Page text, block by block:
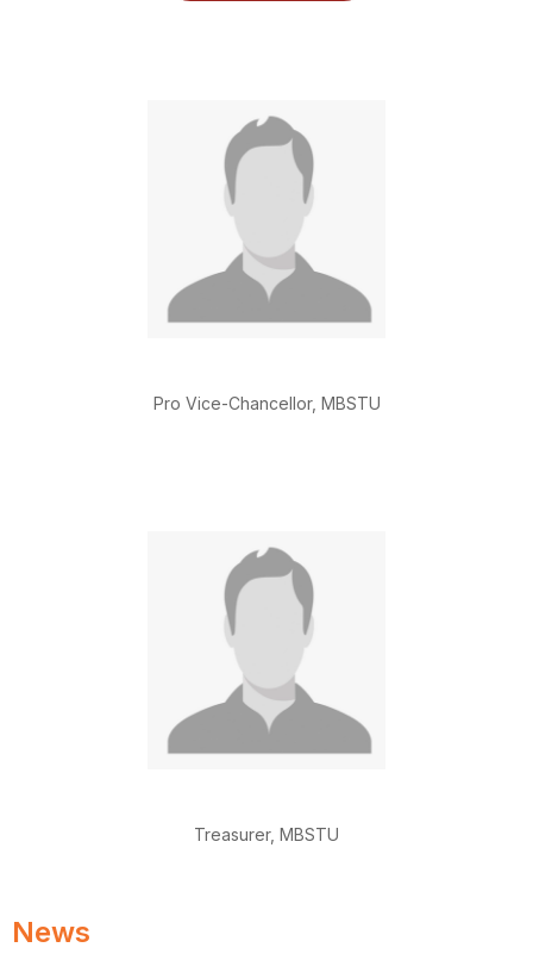
Pro Vice-Chancellor, MBSTU
Treasurer, MBSTU
News